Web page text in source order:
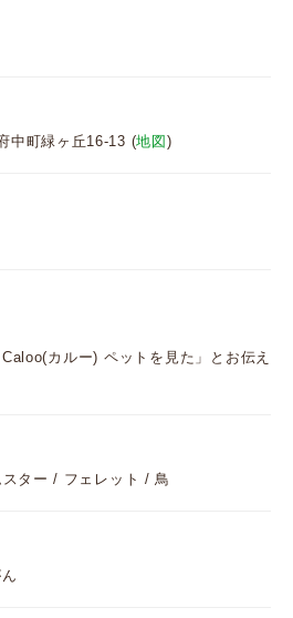
中町緑ヶ丘16-13 (地図 )
カルー) ペットを見た」とお伝え
ター / フェレット / 鳥